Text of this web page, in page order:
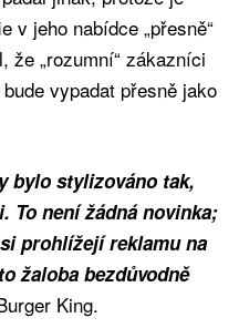
v jeho nabídce „přesně“
že „rozumní“ zákazníci
vypadat přesně jako
bylo stylizováno tak,
To není žádná novinka;
prohlížejí reklamu na
žaloba bezdůvodně
King.